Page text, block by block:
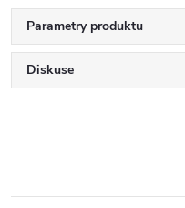
Parametry produktu
Diskuse